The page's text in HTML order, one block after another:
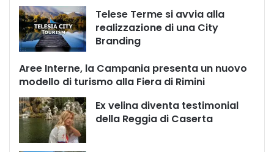
Telese Terme si avvia alla
realizzazione di una City
Branding
Aree Interne, la Campania presenta un nuovo
modello di turismo alla Fiera di Rimini
Ex velina diventa testimonial
della Reggia di Caserta